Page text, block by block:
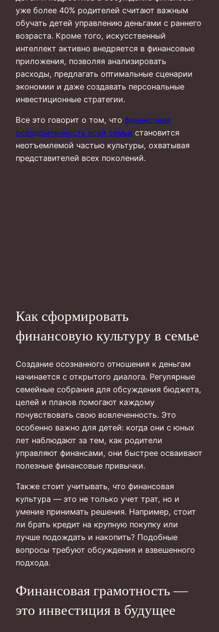
уже более 40% родителей считают важным
обучать детей управлению деньгами с раннего
возраста. Кроме того, искусственный
интеллект активно внедряется в финансовые
приложения, позволяя анализировать
расходы, предлагать оптимальные сценарии
экономии и даже создавать персональные
инвестиционные стратегии.
Все это говорит о том, что финансовая
осведомленность всей семьи становится
неотъемлемой частью культуры, охватывая
представителей всех поколений.
Как сформировать
финансовую культуру в семье
Создание осознанного отношения к деньгам
начинается с открытого диалога. Регулярные
семейные собрания для обсуждения бюджета,
целей и планов помогают каждому
почувствовать свою вовлеченность. Это
особенно важно для детей: когда они с юных
лет наблюдают за тем, как родители
управляют финансами, они быстрее осваивают
полезные финансовые привычки.
Также стоит учитывать, что финансовая
культура — это не только учет трат, но и
умение принимать решения. Например, стоит
ли брать кредит на крупную покупку или
лучше подождать и накопить? Подобные
вопросы требуют обсуждения и взвешенного
подхода.
Финансовая грамотность —
это инвестиция в будущее